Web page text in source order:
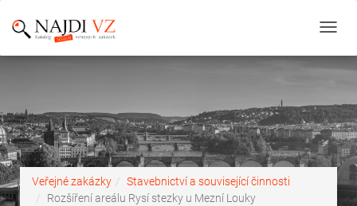
Veřejné zakázky
Stavebnictví a související činnosti
Rozšíření areálu Rysí stezky u Mezní Louky